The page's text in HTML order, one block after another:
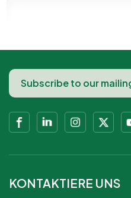
KONTAKTIERE UNS